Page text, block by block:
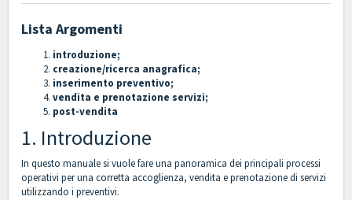
Lista Argomenti
introduzione;
creazione/ricerca anagrafica;
inserimento preventivo;
vendita e prenotazione servizi;
post-vendita
1. Introduzione
In questo manuale si vuole fare una panoramica dei principali processi
operativi per una corretta accoglienza, vendita e prenotazione di servizi
utilizzando i preventivi.